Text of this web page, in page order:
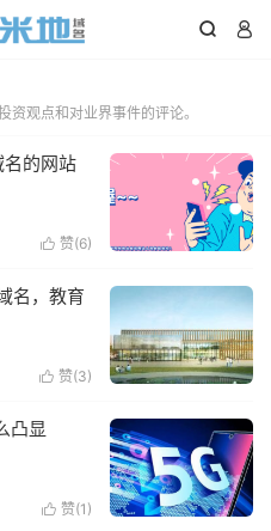
 
资观点和对业界事件的评论。
的网站
 赞(6)
名，教育
 赞(3)
凸显
 赞(1 )